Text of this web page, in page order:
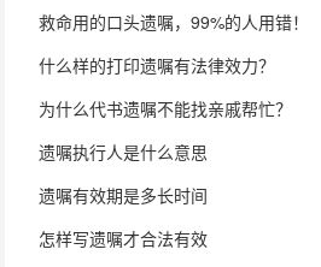
救命用的口头遗嘱，99%的人用错！
什么样的打印遗嘱有法律效力？
为什么代书遗嘱不能找亲戚帮忙？
遗嘱执行人是什么意思
遗嘱有效期是多长时间
怎样写遗嘱才合法有效